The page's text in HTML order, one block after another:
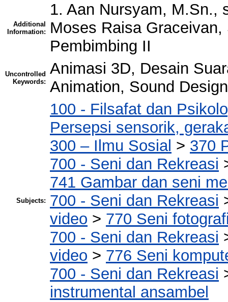
Additional
Information:
1. Aan Nursyam, M.Sn.,
Moses Raisa
Pembimbing II
Uncontrolled
Keywords:
Animasi 3D, Desain
Animation, Sound
Subjects:
100 - Filsafat dan
Persepsi sensorik,
300 – Ilmu Sosial > 370
700 - Seni dan Rekreasi
741 Gambar dan seni
700 - Seni dan Rekreasi
video > 770 Seni
700 - Seni dan Rekreasi
video > 776 Seni
700 - Seni dan Rekreasi
instrumental ansambel